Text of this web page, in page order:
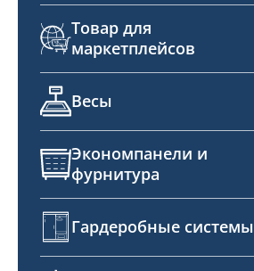
Товар для
маркетплейсов
Весы
Экономпанели и
фурнитура
Гардеробные системы